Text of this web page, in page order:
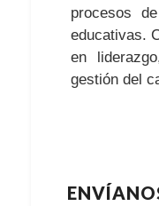
procesos
educativas.
en
gestión del